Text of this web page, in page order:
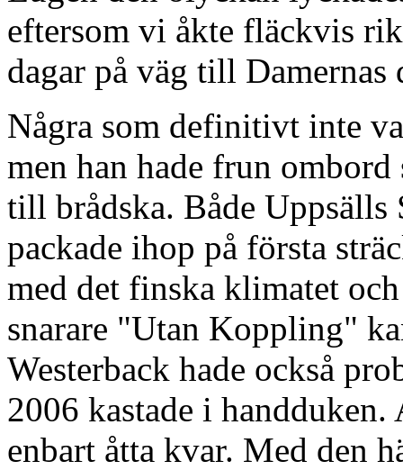
eftersom vi åkte fläckvis
dagar på väg till
Några som definitivt inte
men han hade frun
till brådska. Både
packade ihop på första
med det finska klimatet
snarare "Utan Koppling"
Westerback hade också
2006 kastade i
enbart åtta kvar. Med den